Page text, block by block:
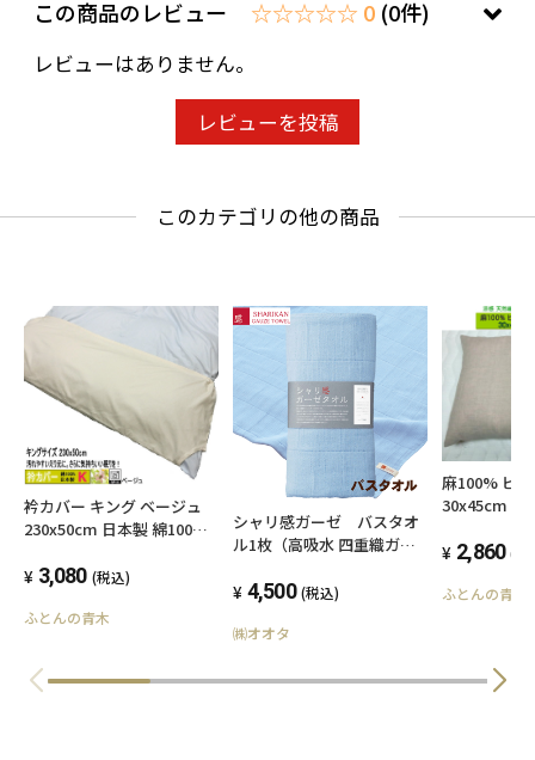
この商品のレビュー ☆☆☆☆☆ 0 (0件)
レビューはありません。
レビューを投稿
このカテゴリの他の商品
衿カバー キング ベージュ
230x50cm 日本製 綿100%
プ 簡単装着 高級ブロード
ブル 襟カバー エリカバー
け布団用 汚れ防止 介護用
ハンドメイド オリジナル 丁
3,080 (税込)
ふとんの青木
シャリ感ガーゼ バスタオ
ル1枚（高吸水 四重織ガー
4,500 (税込)
㈱オオタ
麻100% ピ
30x45cm キ
抗菌・防臭
夏におすす
ネコポス送
2,860 (税
ふとんの青木